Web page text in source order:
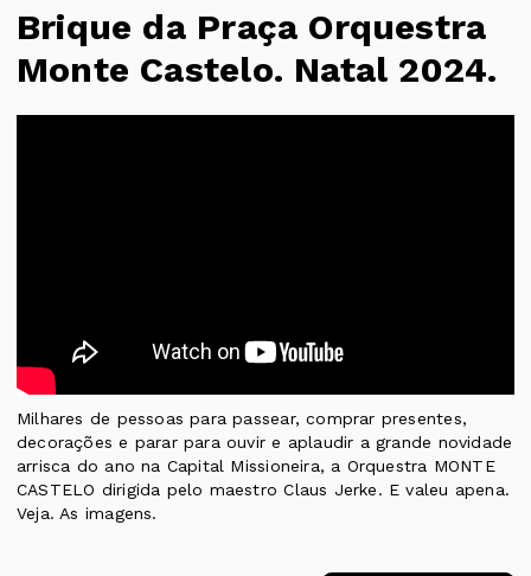
Brique da Praça Orquestra
Monte Castelo. Natal 2024.
Milhares de pessoas para passear, comprar presentes,
decorações e parar para ouvir e aplaudir a grande novidade
arrisca do ano na Capital Missioneira, a Orquestra MONTE
CASTELO dirigida pelo maestro Claus Jerke. E valeu apena.
Veja. As imagens.